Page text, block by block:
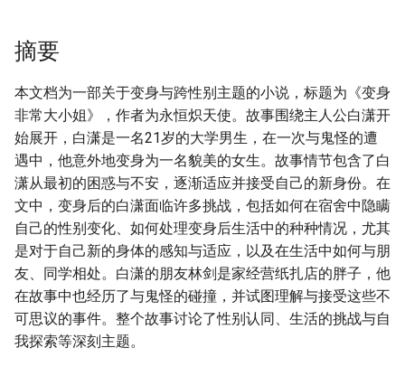
摘要
本文档为一部关于变身与跨性别主题的小说，标题为《变身
非常大小姐》，作者为永恒炽天使。故事围绕主人公白潇开
始展开，白潇是一名21岁的大学男生，在一次与鬼怪的遭
遇中，他意外地变身为一名貌美的女生。故事情节包含了白
潇从最初的困惑与不安，逐渐适应并接受自己的新身份。在
文中，变身后的白潇面临许多挑战，包括如何在宿舍中隐瞒
自己的性别变化、如何处理变身后生活中的种种情况，尤其
是对于自己新的身体的感知与适应，以及在生活中如何与朋
友、同学相处。白潇的朋友林剑是家经营纸扎店的胖子，他
在故事中也经历了与鬼怪的碰撞，并试图理解与接受这些不
可思议的事件。整个故事讨论了性别认同、生活的挑战与自
我探索等深刻主题。